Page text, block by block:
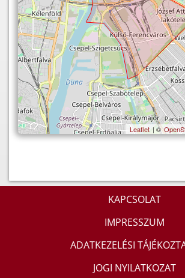
Leaflet | ©
KAPCSOLAT
IMPRESSZUM
ADATKEZELÉSI
JOGI NYILATKOZAT